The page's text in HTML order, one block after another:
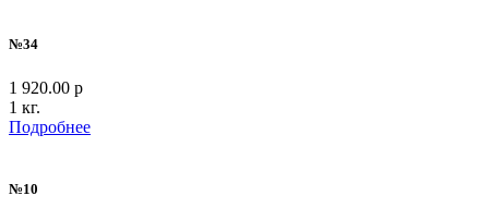
№34
1 920.00 р
1 кг.
Подробнее
№10